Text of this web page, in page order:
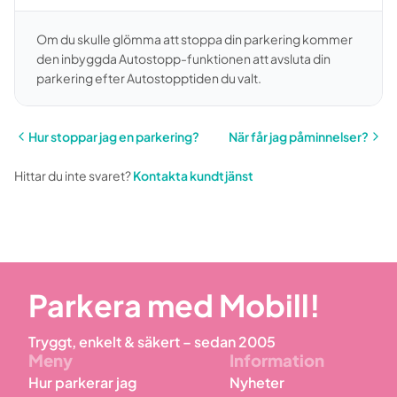
Om du skulle glömma att stoppa din parkering kommer
den inbyggda Autostopp-funktionen att avsluta din
parkering efter Autostopptiden du valt.
Hur stoppar jag en parkering? När får jag påminnelser?
Hittar du inte svaret?Kontakta kundtjänst
Parkera med Mobill!
Tryggt, enkelt & säkert – sedan 2005
Meny
Hur parkerar jag
Information
Nyheter